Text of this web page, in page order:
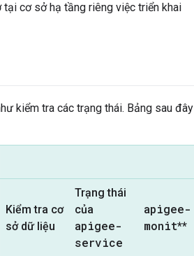
cơ sở hạ tầng riêng việc triển khai
kiểm tra các trạng thái. Bảng sau đây
Kiểm tra cơ
sở dữ liệu
Trạng thái
của
apigee-
service
apigee-
monit**